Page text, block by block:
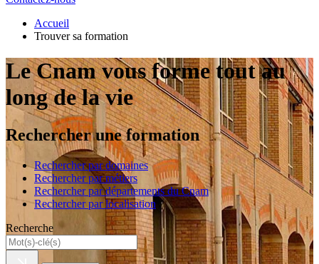
Accueil
Trouver sa formation
Le Cnam vous forme tout au
long de la vie
Rechercher une formation
Rechercher par domaines
Rechercher par métiers
Rechercher par départements du Cnam
Rechercher par localisation
Recherche